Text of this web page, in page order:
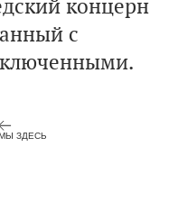
концерн
с
ЗДЕСЬ